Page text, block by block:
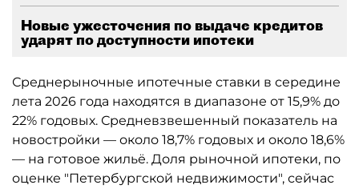
Новые ужесточения по выдаче кредитов
ударят по доступности ипотеки
Среднерыночные ипотечные ставки в середине
лета 2026 года находятся в диапазоне от 15,9% до
22% годовых. Средневзвешенный показатель на
новостройки — около 18,7% годовых и около 18,6%
— на готовое жильё. Доля рыночной ипотеки, по
оценке "Петербургской недвижимости", сейчас